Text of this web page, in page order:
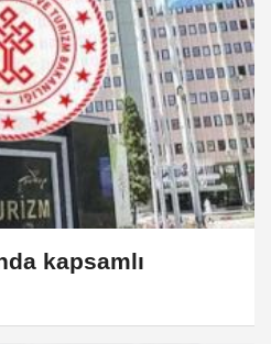
kapsamlı